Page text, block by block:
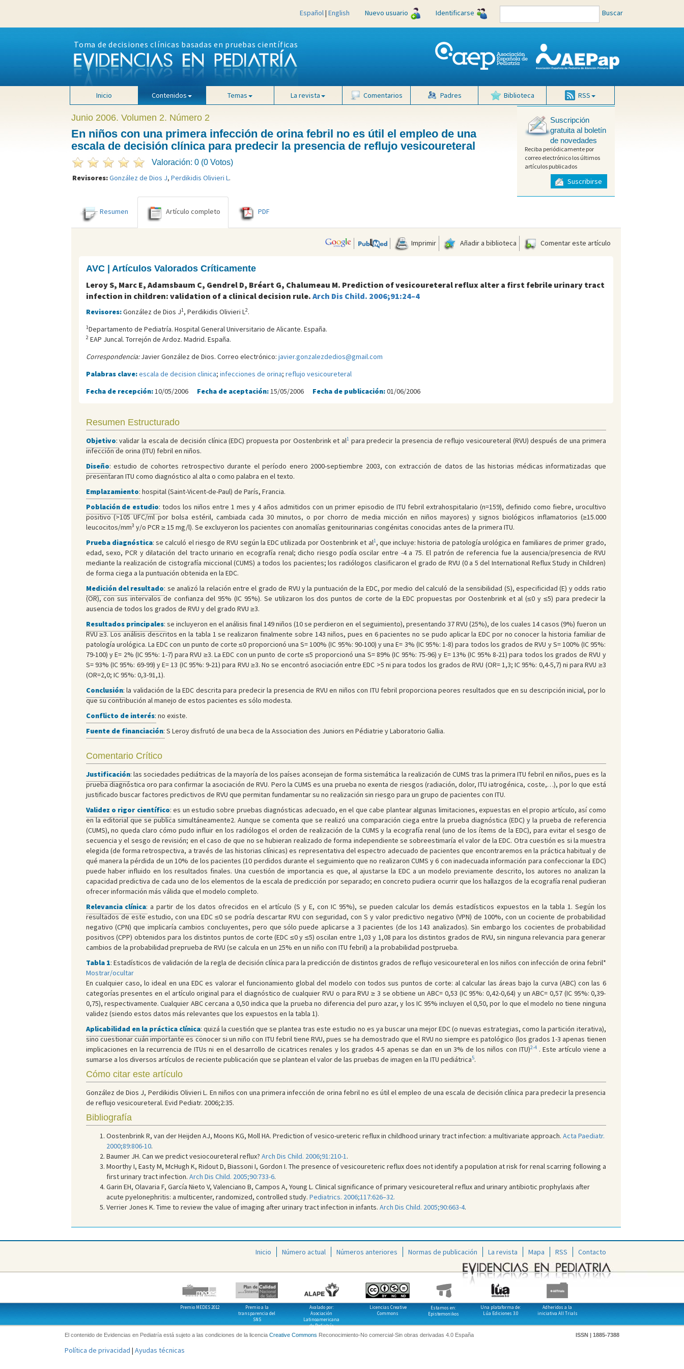
Español| English Nuevo usuario Identificarse Buscar
Toma de decisiones clínicas basadas en pruebas científicas
Inicio Contenidos Temas La revista Comentarios Padres Biblioteca RSS
Junio 2006. Volumen 2. Número 2
En niños con una primera infección de orina febril no es útil el empleo de una
escala de decisión clínica para predecir la presencia de reflujo vesicoureteral
Valoración: 0 (0 Votos)
Revisores:González de Dios J, Perdikidis Olivieri L.
Suscripción
gratuita al boletín
de novedades
Reciba periódicamente por
correo electrónico los últimos
artículos publicados
Suscribirse
Resumen Artículo completo PDF
Imprimir Añadir a biblioteca Comentar este artículo
AVC | Artículos Valorados Críticamente
Leroy S, Marc E, Adamsbaum C, Gendrel D, Bréart G, Chalumeau M. Prediction of vesicoureteral reflux alter a first febrile urinary tract
infection in children: validation of a clinical decision rule. Arch Dis Child. 2006;91:24–4
Revisores:González de Dios J1, Perdikidis Olivieri L2.
1Departamento de Pediatría. Hospital General Universitario de Alicante. España.
2EAP Juncal. Torrejón de Ardoz. Madrid. España.
Correspondencia:Javier González de Dios. Correo electrónico: javier.gonzalezdedios@gmail.com
Palabras clave:escala de decision clinica; infecciones de orina; reflujo vesicoureteral
Fecha de recepción:10/05/2006 Fecha de aceptación:15/05/2006 Fecha de publicación:01/06/2006
Resumen Estructurado
Objetivo:validar la escala de decisión clínica (EDC) propuesta por Oostenbrink et al1 para predecir la presencia de reflujo vesicoureteral (RVU) después de una primera
infección de orina (ITU) febril en niños.
Diseño: estudio de cohortes retrospectivo durante el período enero 2000-septiembre 2003, con extracción de datos de las historias médicas informatizadas que
presentaran ITU como diagnóstico al alta o como palabra en el texto.
Emplazamiento: hospital (Saint-Vicent-de-Paul) de París, Francia.
Población de estudio: todos los niños entre 1 mes y 4 años admitidos con un primer episodio de ITU febril extrahospitalario (n=159), definido como fiebre, urocultivo
positivo (>105 UFC/ml por bolsa estéril, cambiada cada 30 minutos, o por chorro de media micción en niños mayores) y signos biológicos inflamatorios (≥15.000
leucocitos/mm3 y/o PCR ≥ 15 mg/l). Se excluyeron los pacientes con anomalías genitourinarias congénitas conocidas antes de la primera ITU.
Prueba diagnóstica: se calculó el riesgo de RVU según la EDC utilizada por Oostenbrink et al1, que incluye: historia de patología urológica en familiares de primer grado,
edad, sexo, PCR y dilatación del tracto urinario en ecografía renal; dicho riesgo podía oscilar entre -4 a 75. El patrón de referencia fue la ausencia/presencia de RVU
mediante la realización de cistografía miccional (CUMS) a todos los pacientes; los radiólogos clasificaron el grado de RVU (0 a 5 del International Reflux Study in Children)
de forma ciega a la puntuación obtenida en la EDC.
Medición del resultado: se analizó la relación entre el grado de RVU y la puntuación de la EDC, por medio del calculó de la sensibilidad (S), especificidad (E) y odds ratio
(OR), con sus intervalos de confianza del 95% (IC 95%). Se utilizaron los dos puntos de corte de la EDC propuestas por Oostenbrink et al (≤0 y ≤5) para predecir la
ausencia de todos los grados de RVU y del grado RVU ≥3.
Resultados principales: se incluyeron en el análisis final 149 niños (10 se perdieron en el seguimiento), presentando 37 RVU (25%), de los cuales 14 casos (9%) fueron un
RVU ≥3. Los análisis descritos en la tabla 1 se realizaron finalmente sobre 143 niños, pues en 6 pacientes no se pudo aplicar la EDC por no conocer la historia familiar de
patología urológica. La EDC con un punto de corte ≤0 proporcionó una S= 100% (IC 95%: 90-100) y una E= 3% (IC 95%: 1-8) para todos los grados de RVU y S= 100% (IC 95%:
79-100) y E= 2% (IC 95%: 1-7) para RVU ≥3. La EDC con un punto de corte ≤5 proporcionó una S= 89% (IC 95%: 75-96) y E= 13% (IC 95% 8-21) para todos los grados de RVU y
S= 93% (IC 95%: 69-99) y E= 13 (IC 95%: 9-21) para RVU ≥3. No se encontró asociación entre EDC >5 ni para todos los grados de RVU (OR= 1,3; IC 95%: 0,4-5,7) ni para RVU ≥3
(OR=2,0; IC 95%: 0,3-91,1).
Conclusión: la validación de la EDC descrita para predecir la presencia de RVU en niños con ITU febril proporciona peores resultados que en su descripción inicial, por lo
que su contribución al manejo de estos pacientes es sólo modesta.
Conflicto de interés: no existe.
Fuente de financiación: S Leroy disfrutó de una beca de la Association des Juniors en Pédiatrie y Laboratorio Gallia.
Comentario Crítico
Justificación: las sociedades pediátricas de la mayoría de los países aconsejan de forma sistemática la realización de CUMS tras la primera ITU febril en niños, pues es la
prueba diagnóstica oro para confirmar la asociación de RVU. Pero la CUMS es una prueba no exenta de riesgos (radiación, dolor, ITU iatrogénica, coste,…), por lo que está
justificado buscar factores predictivos de RVU que permitan fundamentar su no realización sin riesgo para un grupo de pacientes con ITU.
Validez o rigor científico: es un estudio sobre pruebas diagnósticas adecuado, en el que cabe plantear algunas limitaciones, expuestas en el propio artículo, así como
en la editorial que se publica simultáneamente2. Aunque se comenta que se realizó una comparación ciega entre la prueba diagnóstica (EDC) y la prueba de referencia
(CUMS), no queda claro cómo pudo influir en los radiólogos el orden de realización de la CUMS y la ecografía renal (uno de los ítems de la EDC), para evitar el sesgo de
secuencia y el sesgo de revisión; en el caso de que no se hubieran realizado de forma independiente se sobreestimaría el valor de la EDC. Otra cuestión es si la muestra
elegida (de forma retrospectiva, a través de las historias clínicas) es representativa del espectro adecuado de pacientes que encontraremos en la práctica habitual y de
qué manera la pérdida de un 10% de los pacientes (10 perdidos durante el seguimiento que no realizaron CUMS y 6 con inadecuada información para confeccionar la EDC)
puede haber influido en los resultados finales. Una cuestión de importancia es que, al ajustarse la EDC a un modelo previamente descrito, los autores no analizan la
capacidad predictiva de cada uno de los elementos de la escala de predicción por separado; en concreto pudiera ocurrir que los hallazgos de la ecografía renal pudieran
ofrecer información más válida que el modelo completo.
Relevancia clínica: a partir de los datos ofrecidos en el artículo (S y E, con IC 95%), se pueden calcular los demás estadísticos expuestos en la tabla 1. Según los
resultados de este estudio, con una EDC ≤0 se podría descartar RVU con seguridad, con S y valor predictivo negativo (VPN) de 100%, con un cociente de probabilidad
negativo (CPN) que implicaría cambios concluyentes, pero que sólo puede aplicarse a 3 pacientes (de los 143 analizados). Sin embargo los cocientes de probabilidad
positivos (CPP) obtenidos para los distintos puntos de corte (EDC ≤0 y ≤5) oscilan entre 1,03 y 1,08 para los distintos grados de RVU, sin ninguna relevancia para generar
cambios de la probabilidad preprueba de RVU (se calcula en un 25% en un niño con ITU febril) a la probabilidad postprueba.
Tabla 1: Estadísticos de validación de la regla de decisión clínica para la predicción de distintos grados de reflujo vesicoureteral en los niños con infección de orina febril*
Mostrar/ocultar
En cualquier caso, lo ideal en una EDC es valorar el funcionamiento global del modelo con todos sus puntos de corte: al calcular las áreas bajo la curva (ABC) con las 6
categorías presentes en el artículo original para el diagnóstico de cualquier RVU o para RVU ≥ 3 se obtiene un ABC= 0,53 (IC 95%: 0,42-0,64) y un ABC= 0,57 (IC 95%: 0,39-
0,75), respectivamente. Cualquier ABC cercana a 0,50 indica que la prueba no diferencia del puro azar, y los IC 95% incluyen el 0,50, por lo que el modelo no tiene ninguna
validez (siendo estos datos más relevantes que los expuestos en la tabla 1).
Aplicabilidad en la práctica clínica: quizá la cuestión que se plantea tras este estudio no es ya buscar una mejor EDC (o nuevas estrategias, como la partición iterativa),
sino cuestionar cuán importante es conocer si un niño con ITU febril tiene RVU, pues se ha demostrado que el RVU no siempre es patológico (los grados 1-3 apenas tienen
implicaciones en la recurrencia de ITUs ni en el desarrollo de cicatrices renales y los grados 4-5 apenas se dan en un 3% de los niños con ITU)2-4. Este artículo viene a
sumarse a los diversos artículos de reciente publicación que se plantean el valor de las pruebas de imagen en la ITU pediátrica5.
Cómo citar este artículo
González de Dios J, Perdikidis Olivieri L. En niños con una primera infección de orina febril no es útil el empleo de una escala de decisión clínica para predecir la presencia
de reflujo vesicoureteral. Evid Pediatr. 2006;2:35.
Bibliografía
Oostenbrink R, van der Heijden AJ, Moons KG, Moll HA. Prediction of vesico-ureteric reflux in childhood urinary tract infection: a multivariate approach. Acta Paediatr.
2000;89:806-10.
Baumer JH. Can we predict vesiocoureteral reflux? Arch Dis Child. 2006;91:210-1.
Moorthy I, Easty M, McHugh K, Ridout D, Biassoni I, Gordon I. The presence of vesicoureteric reflux does not identify a population at risk for renal scarring following a
first urinary tract infection. Arch Dis Child. 2005;90:733-6.
Garin EH, Olavaria F, García Nieto V, Valenciano B, Campos A, Young L. Clinical significance of primary vesicoureteral reflux and urinary antibiotic prophylaxis after
acute pyelonephritis: a multicenter, randomized, controlled study. Pediatrics. 2006;117:626–32.
Verrier Jones K. Time to review the value of imaging after urinary tract infection in infants. Arch Dis Child. 2005;90:663-4.
Inicio Número actual Números anteriores Normas de publicación La revista Mapa RSS Contacto
Premio MEDES 2012
Premio a la
transparencia del
SNS
Avalado por:
Asociación
Latinoamericana
de Pediatría
Licencias Creative
Commons
Estamos en:
Epistemonikos
Una plataforma de:
Lúa Ediciones 3.0
Adheridos a la
iniciativa All Trials
El contenido de Evidencias en Pediatría está sujeto a las condiciones de la licencia Creative Commons Reconocimiento-No comercial-Sin obras derivadas 4.0 España ISSN | 1885-7388
Política de privacidad | Ayudas técnicas